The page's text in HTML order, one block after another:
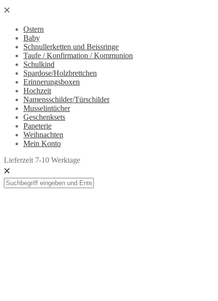
🗙
Ostern
Baby
Schnullerketten und Beissringe
Taufe / Konfirmation / Kommunion
Schulkind
Spardose/Holzbrettchen
Erinnerungsboxen
Hochzeit
Namensschilder/Türschilder
Musselintücher
Geschenksets
Papeterie
Weihnachten
Mein Konto
Lieferzeit 7-10 Werktage
🗙